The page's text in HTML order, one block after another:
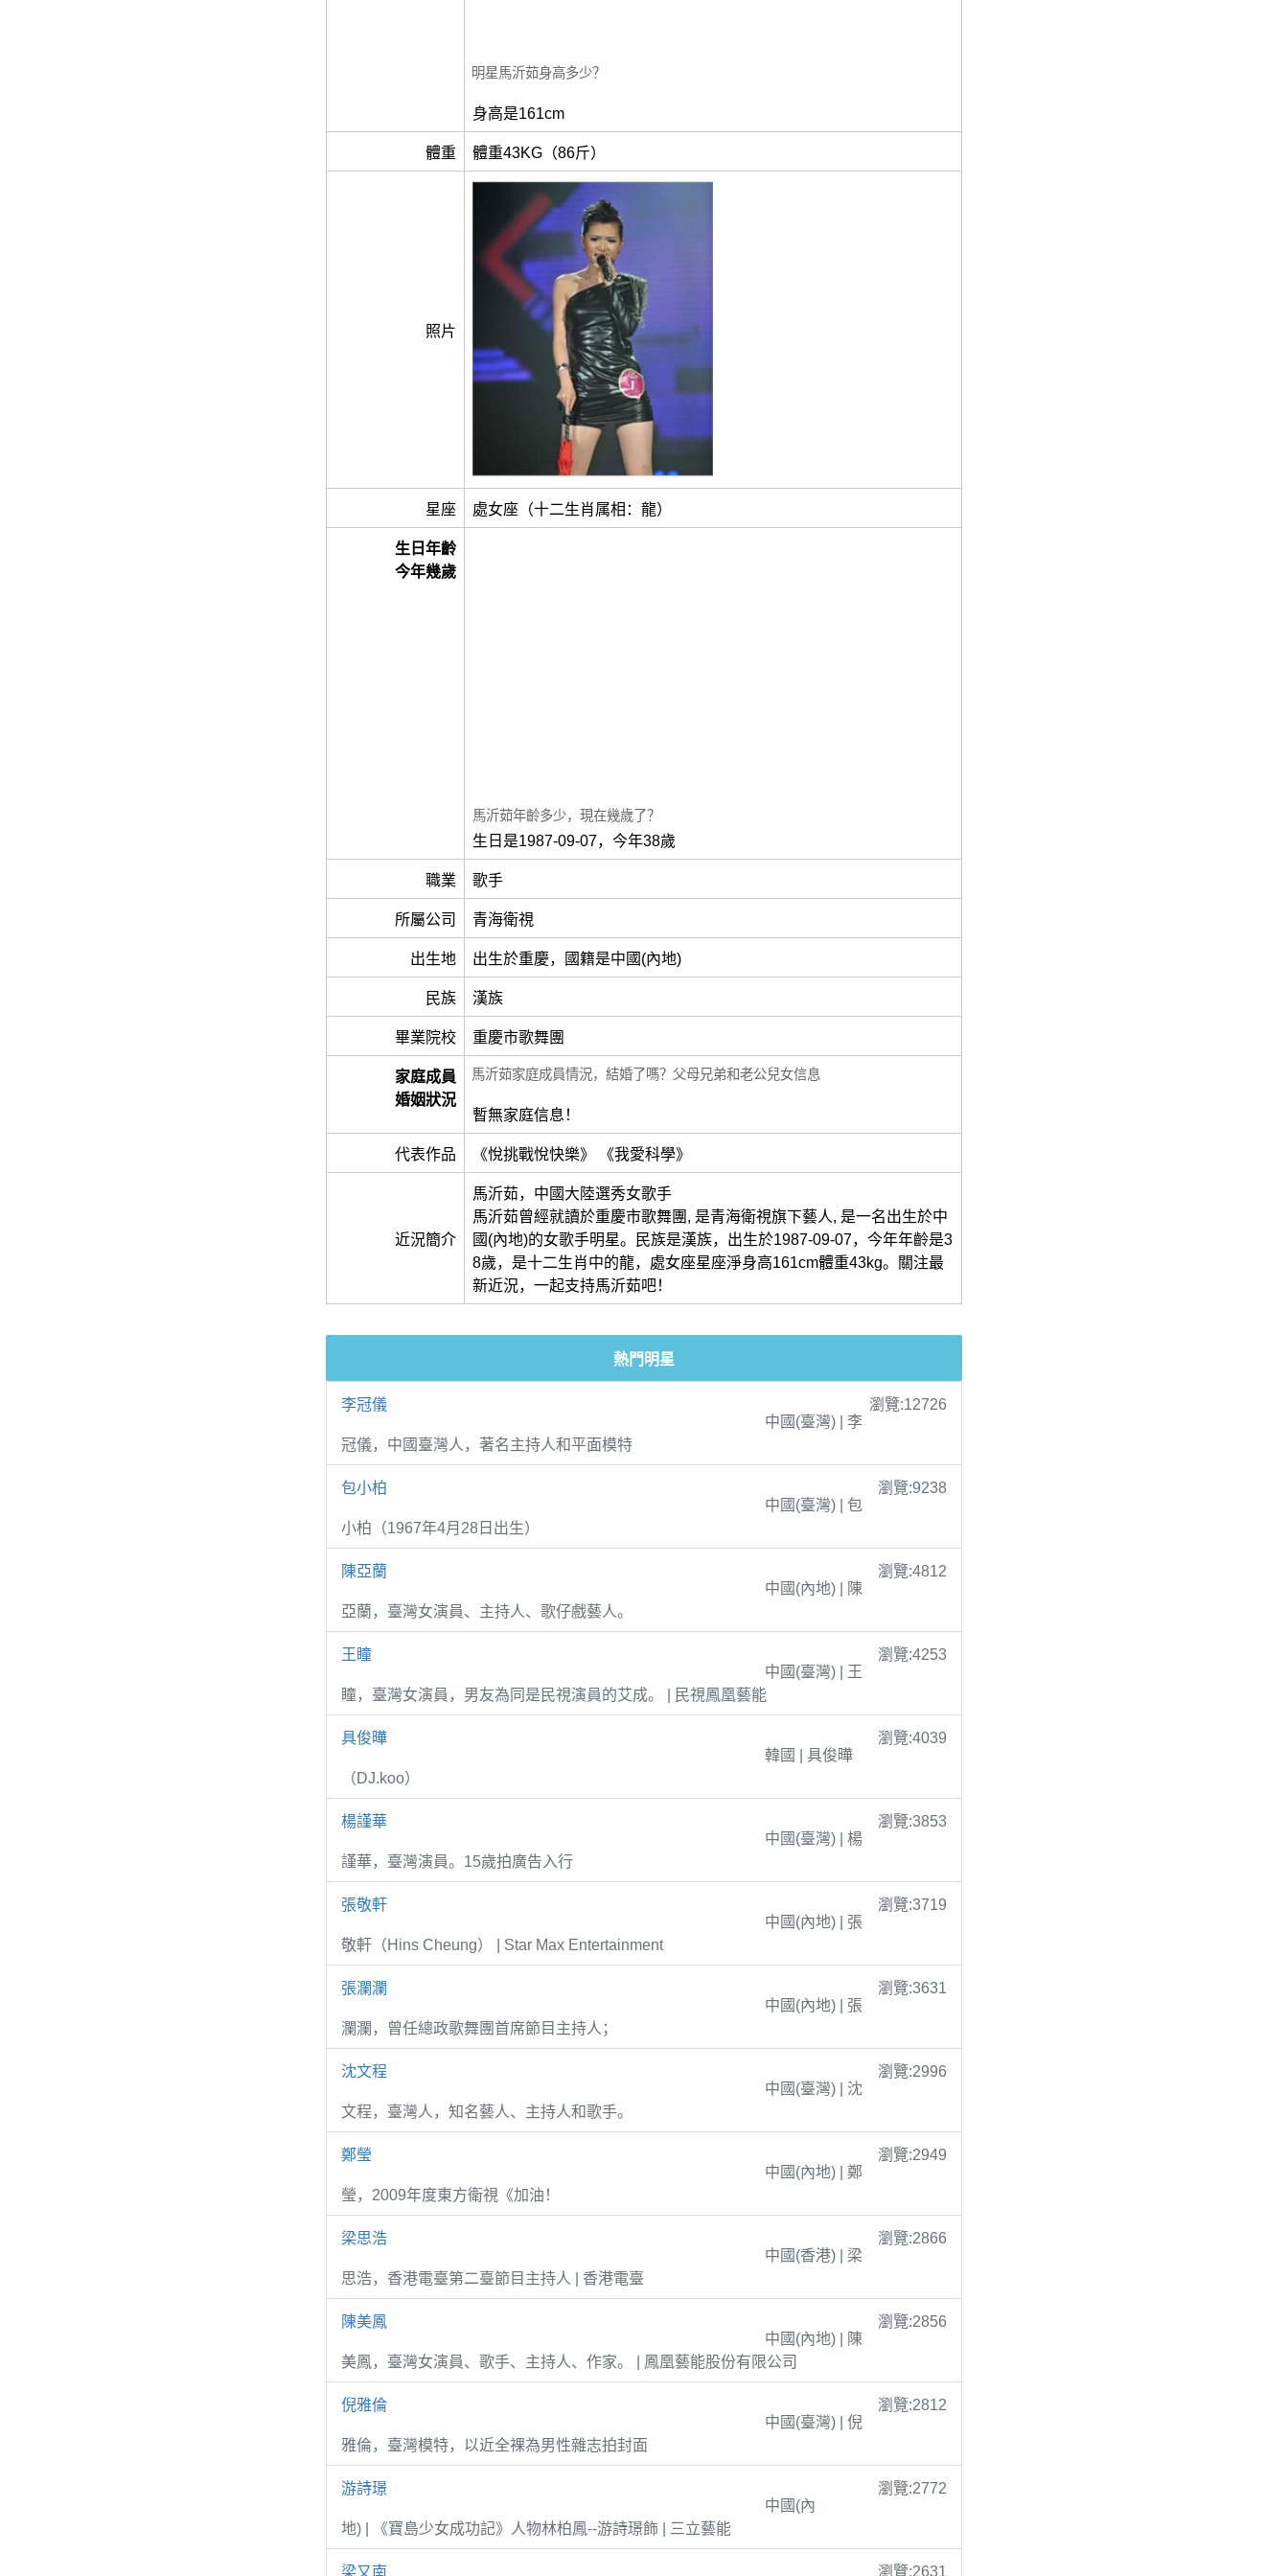
明星馬沂茹身高多少？
身高是161cm
體重 體重43KG（86斤）
照片
星座 處女座（十二生肖属相：龍）
生日年齡
今年幾歲
馬沂茹年齡多少，現在幾歲了？
生日是1987-09-07，今年38歲
職業 歌手
所屬公司 青海衛視
出生地 出生於重慶，國籍是中國(內地)
民族 漢族
畢業院校 重慶市歌舞團
家庭成員
婚姻狀況
馬沂茹家庭成員情況，結婚了嗎？父母兄弟和老公兒女信息
暫無家庭信息！
代表作品 《悅挑戰悅快樂》 《我愛科學》
近況簡介
馬沂茹，中國大陸選秀女歌手
馬沂茹曾經就讀於重慶市歌舞團, 是青海衛視旗下藝人, 是一名出生於中
國(內地)的女歌手明星。民族是漢族，出生於1987-09-07，今年年齡是3
8歲，是十二生肖中的龍，處女座星座淨身高161cm體重43kg。關注最
新近況，一起支持馬沂茹吧！
熱門明星
李冠儀
瀏覽:12726
中國(臺灣) | 李
冠儀，中國臺灣人，著名主持人和平面模特
包小柏
瀏覽:9238
中國(臺灣) | 包
小柏（1967年4月28日出生）
陳亞蘭
瀏覽:4812
中國(內地) | 陳
亞蘭，臺灣女演員、主持人、歌仔戲藝人。
王瞳
瀏覽:4253
中國(臺灣) | 王
瞳，臺灣女演員，男友為同是民視演員的艾成。 | 民視鳳凰藝能
具俊曄
瀏覽:4039
韓國 | 具俊曄
（DJ.koo）
楊謹華
瀏覽:3853
中國(臺灣) | 楊
謹華，臺灣演員。15歲拍廣告入行
張敬軒
瀏覽:3719
中國(內地) | 張
敬軒（Hins Cheung） | Star Max Entertainment
張瀾瀾
瀏覽:3631
中國(內地) | 張
瀾瀾，曾任總政歌舞團首席節目主持人；
沈文程
瀏覽:2996
中國(臺灣) | 沈
文程，臺灣人，知名藝人、主持人和歌手。
鄭瑩
瀏覽:2949
中國(內地) | 鄭
瑩，2009年度東方衛視《加油！
梁思浩
瀏覽:2866
中國(香港) | 梁
思浩，香港電臺第二臺節目主持人 | 香港電臺
陳美鳳
瀏覽:2856
中國(內地) | 陳
美鳳，臺灣女演員、歌手、主持人、作家。 | 鳳凰藝能股份有限公司
倪雅倫
瀏覽:2812
中國(臺灣) | 倪
雅倫，臺灣模特，以近全裸為男性雜志拍封面
游詩璟
瀏覽:2772
中國(內
地) | 《寶島少女成功記》人物林柏鳳--游詩璟飾 | 三立藝能
梁又南 瀏覽:2631